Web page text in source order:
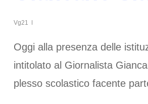
Vg21
Oggi alla presenza delle
intitolato al Giornalista
plesso scolastico facente